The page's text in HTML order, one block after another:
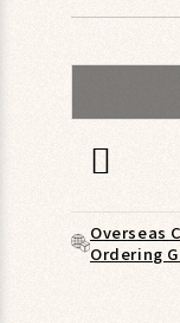
(1)
開
Overseas
Ordering